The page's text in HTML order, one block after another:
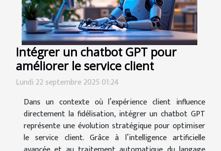
Intégrer un chatbot GPT pour
améliorer le service client
Lundi 22 septembre 2025 01:24
Dans un contexte où l’expérience client influence
directement la fidélisation, intégrer un chatbot GPT
représente une évolution stratégique pour optimiser
le service client. Grâce à l’intelligence artificielle